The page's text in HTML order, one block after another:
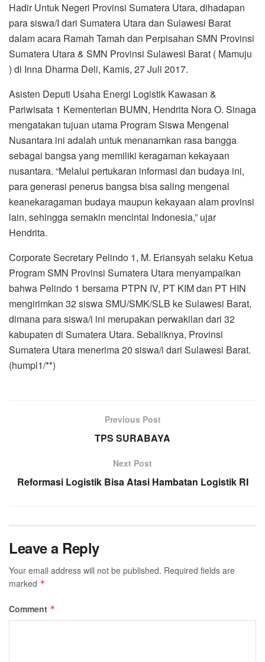
Hadir Untuk Negeri Provinsi Sumatera Utara, dihadapan
para siswa/I dari Sumatera Utara dan Sulawesi Barat
dalam acara Ramah Tamah dan Perpisahan SMN Provinsi
Sumatera Utara & SMN Provinsi Sulawesi Barat ( Mamuju
) di Inna Dharma Deli, Kamis, 27 Juli 2017.
Asisten Deputi Usaha Energi Logistik Kawasan &
Pariwisata 1 Kementerian BUMN, Hendrita Nora O. Sinaga
mengatakan tujuan utama Program Siswa Mengenal
Nusantara ini adalah untuk menanamkan rasa bangga
sebagai bangsa yang memiliki keragaman kekayaan
nusantara. “Melalui pertukaran informasi dan budaya ini,
para generasi penerus bangsa bisa saling mengenal
keanekaragaman budaya maupun kekayaan alam provinsi
lain, sehingga semakin mencintai Indonesia,” ujar
Hendrita.
Corporate Secretary Pelindo 1, M. Eriansyah selaku Ketua
Program SMN Provinsi Sumatera Utara menyampaikan
bahwa Pelindo 1 bersama PTPN IV, PT KIM dan PT HIN
mengirimkan 32 siswa SMU/SMK/SLB ke Sulawesi Barat,
dimana para siswa/i ini merupakan perwakilan dari 32
kabupaten di Sumatera Utara. Sebaliknya, Provinsi
Sumatera Utara menerima 20 siswa/i dari Sulawesi Barat.
(humpl1/**)
Previous Post
TPS SURABAYA
Next Post
Reformasi Logistik Bisa Atasi Hambatan Logistik RI
Leave a Reply
Your email address will not be published. Required fields are
marked *
Comment *